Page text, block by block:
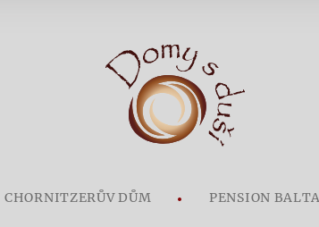
CHORNITZERŮV DŮM PENSION